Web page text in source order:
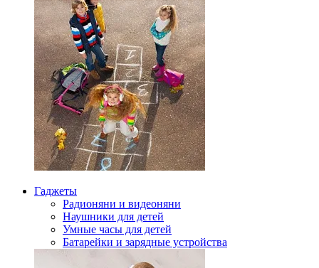
Гаджеты
Радионяни и видеоняни
Наушники для детей
Умные часы для детей
Батарейки и зарядные устройства